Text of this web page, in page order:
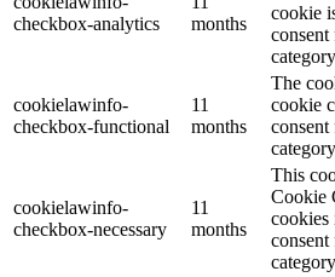
checkbox-analytics
months
cookie
cookielawinfo-
checkbox-functional
11
months
The
cookie
cookielawinfo-
checkbox-necessary
11
months
This
Cookie
cookies